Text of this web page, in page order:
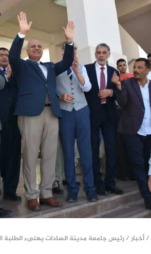
/أخبار/رئيس جامعة مدينة السادات يهنىء الطلبة